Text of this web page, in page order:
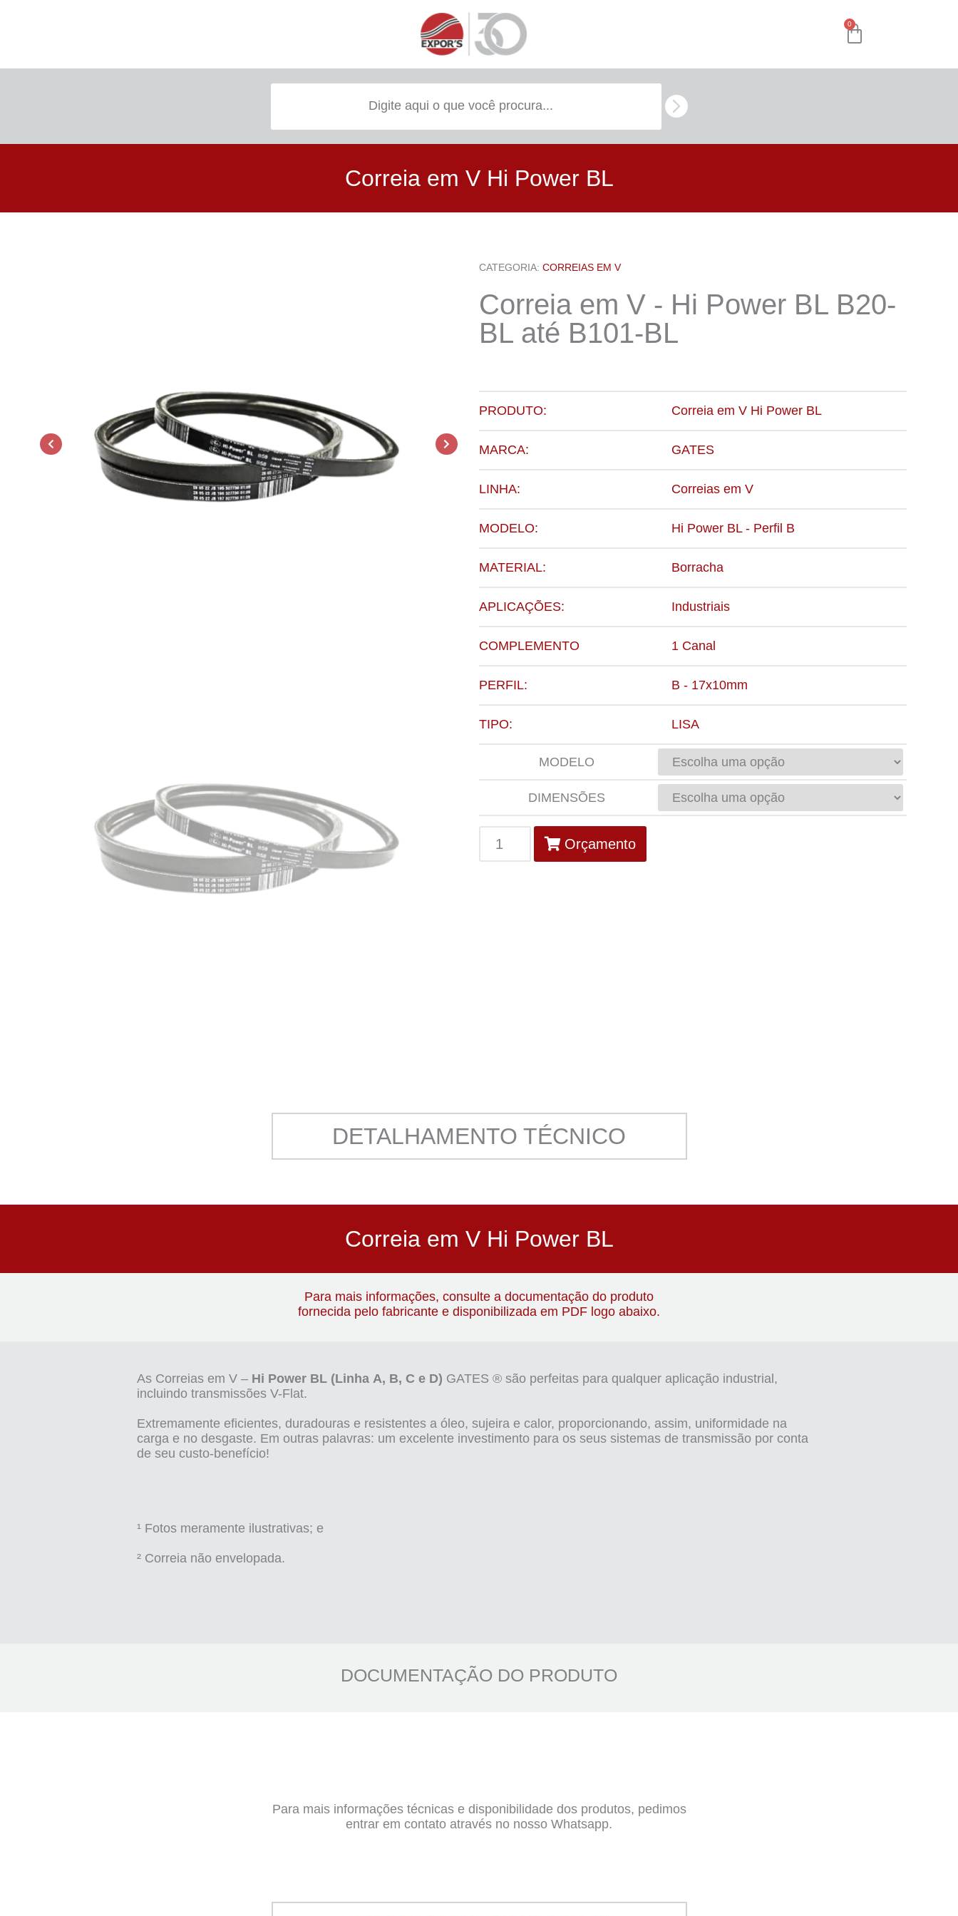
0
Correia em V Hi Power BL
CATEGORIA: CORREIAS EM V
Correia em V - Hi Power BL B20-
BL até B101-BL
PRODUTO: Correia em V Hi Power BL
MARCA: GATES
LINHA: Correias em V
MODELO: Hi Power BL - Perfil B
MATERIAL: Borracha
APLICAÇÕES: Industriais
COMPLEMENTO 1 Canal
PERFIL: B - 17x10mm
TIPO: LISA
MODELO
DIMENSÕES
Orçamento
DETALHAMENTO TÉCNICO
Correia em V Hi Power BL
Para mais informações, consulte a documentação do produto
fornecida pelo fabricante e disponibilizada em PDF logo abaixo.
As Correias em V – Hi Power BL (Linha A, B, C e D) GATES ® são perfeitas para qualquer aplicação industrial,
incluindo transmissões V-Flat.
Extremamente eficientes, duradouras e resistentes a óleo, sujeira e calor, proporcionando, assim, uniformidade na
carga e no desgaste. Em outras palavras: um excelente investimento para os seus sistemas de transmissão por conta
¹ Fotos meramente ilustrativas; e
² Correia não envelopada.
DOCUMENTAÇÃO DO PRODUTO
Para mais informações técnicas e disponibilidade dos produtos, pedimos
entrar em contato através no nosso Whatsapp.